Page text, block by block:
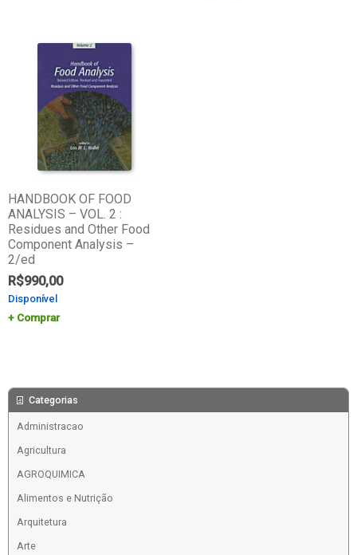
HANDBOOK OF FOOD
ANALYSIS – VOL. 2 :
Residues and Other Food
Component Analysis –
2/ed
R$990,00
Disponível
Comprar
Categorias
Administracao
Agricultura
AGROQUIMICA
Alimentos e Nutrição
Arquitetura
Arte